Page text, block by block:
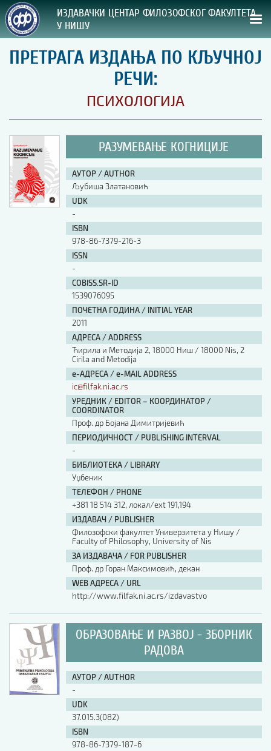
ИЗДАВАЧКИ ЦЕНТАР ФИЛОЗОФСКОГ ФАКУЛТЕТА
У НИШУ
СВА НАША ИЗДАЊА
ВРСТА ИЗДАЊА:
ПРЕГЛЕД
УПУТСТВА
УПУТСТВА
Упутство ауторима
Упутство уредницима
Изјава о ауторству
Изјава о лектури
Изјава о коришћењу ауторског дела
Упутство за бирање лиценце
Уговор са аутором
Шаблон прве стране и импресума [B5, ћир]
Шаблон прве стране и импресума [B5, лат]
Шаблон прве стране и импресума [B5, енг]
Етички кодекс
ПРЕТРАГА ИЗДАЊА
Наслов или део наслова
АУТОР / AUTHOR
ISBN
ПРЕТРАГА ИЗДАЊА ПО КЉУЧНОЈ
РЕЧИ:
ПСИХОЛОГИЈА
РАЗУМЕВАЊЕ КОГНИЦИЈЕ
АУТОР / AUTHOR
Љубиша Златановић
UDK
-
ISBN
978-86-7379-216-3
ISSN
-
COBISS.SR-ID
1539076095
ПОЧЕТНА ГОДИНА / INITIAL YEAR
2011
АДРЕСА / ADDRESS
Ћирила и Методија 2, 18000 Ниш / 18000 Nis, 2
Cirila and Metodija
е-АДРЕСА / e-MAIL ADDRESS
ic@filfak.ni.ac.rs
УРЕДНИК / EDITOR – КООРДИНАТОР /
COORDINATOR
Проф. др Бојана Димитријевић
ПЕРИОДИЧНОСТ / PUBLISHING INTERVAL
-
БИБЛИОТЕКА / LIBRARY
Уџбеник
ТЕЛЕФОН / PHONE
+381 18 514 312, локал/ext 191,194
ИЗДАВАЧ / PUBLISHER
Филозофски факултет Универзитета у Нишу /
Faculty of Philosophy, University of Nis
ЗА ИЗДАВАЧА / FOR PUBLISHER
Проф. др Горан Максимовић, декан
WEB АДРЕСА / URL
http://www.filfak.ni.ac.rs/izdavastvo
ОБРАЗОВАЊЕ И РАЗВОЈ - ЗБОРНИК
РАДОВА
АУТОР / AUTHOR
-
UDK
37.015.3(082)
ISBN
978-86-7379-187-6